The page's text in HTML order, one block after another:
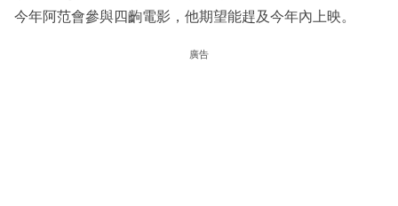
今年阿范會參與四齣電影，他期望能趕及今年內上映。
廣告